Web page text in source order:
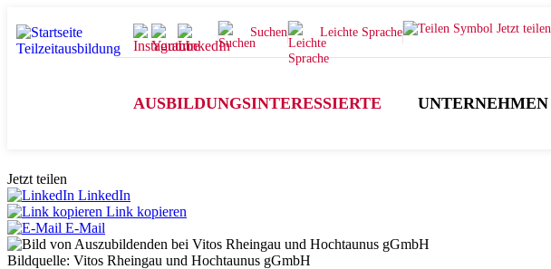
Suchen Leichte Sprache Jetzt teilen
AUSBILDUNGSINTERESSIERTE UNTERNEHMEN
Jetzt teilen
LinkedIn
Link kopieren
E-Mail
Bildquelle: Vitos Rheingau und Hochtaunus gGmbH